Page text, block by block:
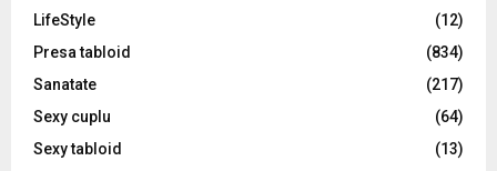
LifeStyle
(12)
Presa tabloid
(834)
Sanatate
(217)
Sexy cuplu
(64)
Sexy tabloid
(13)